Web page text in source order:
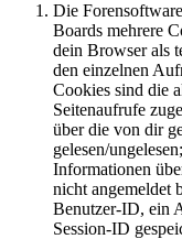
Die
Boards mehrere
dein Browser als
den einzelnen
Cookies sind die
Seitenaufrufe
über die von dir
gelesen/
Informationen
nicht angemeldet
Benutzer-ID, ein
Session-ID